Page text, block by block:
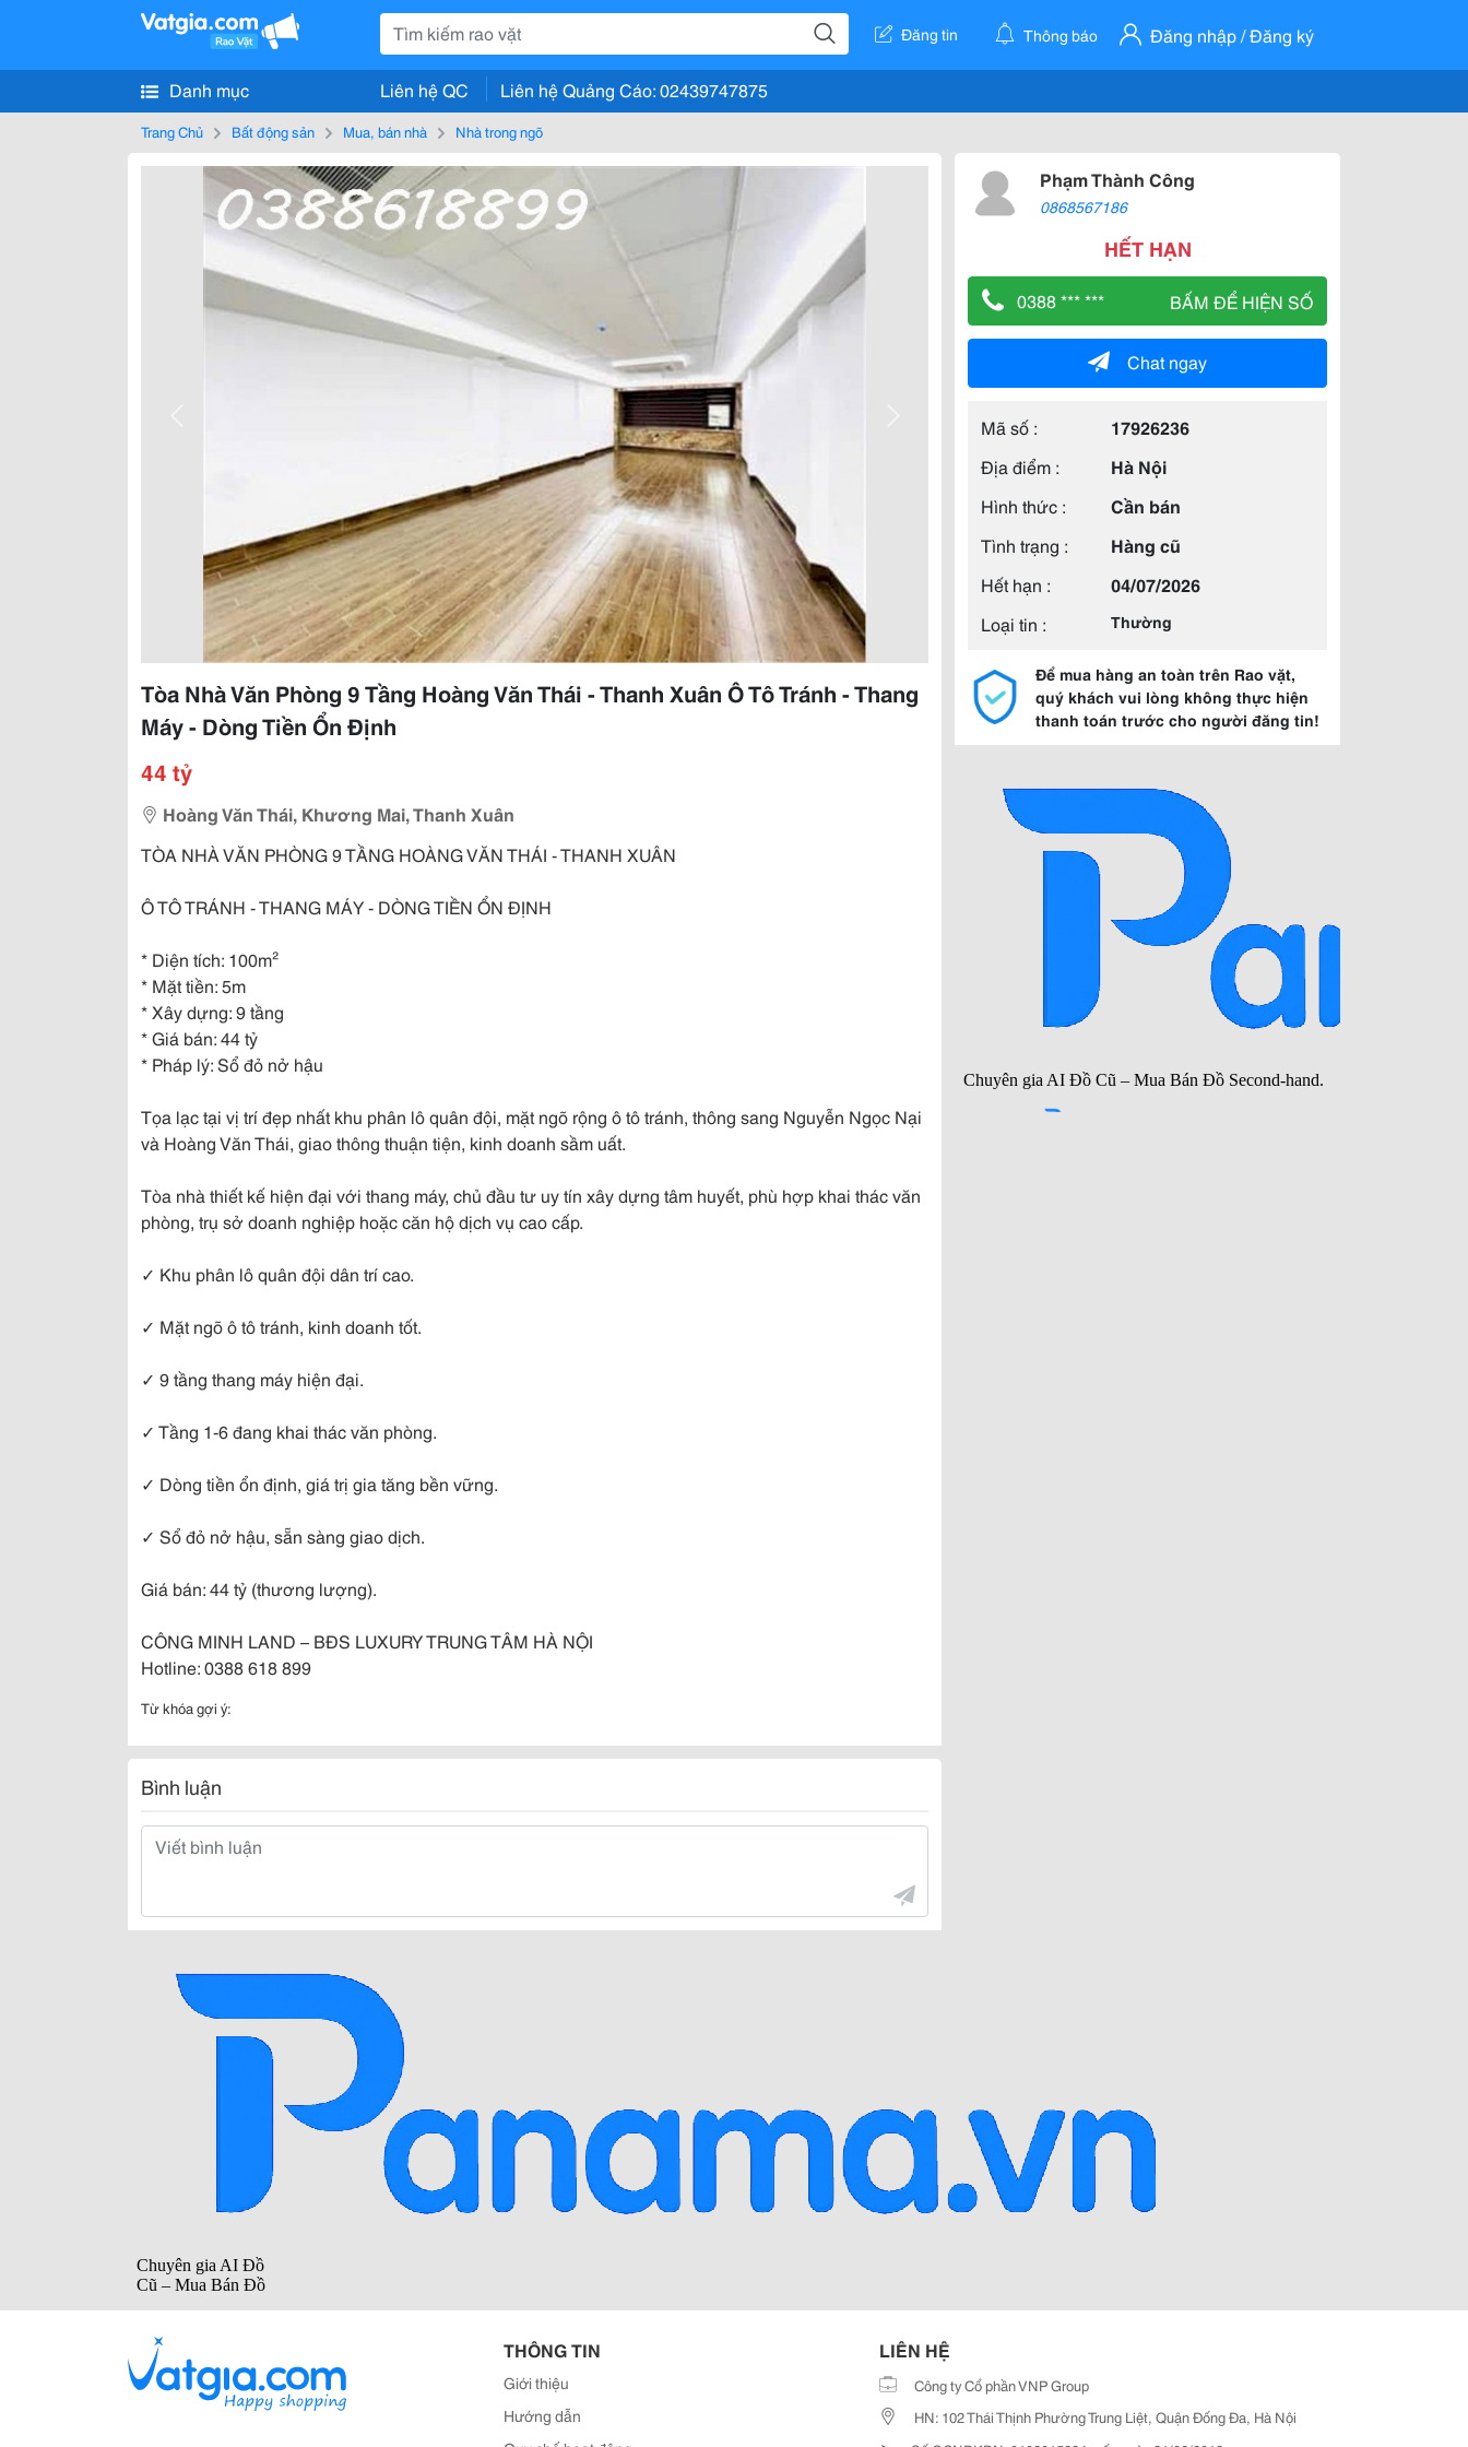
Đăng tin Thông báo Đăng nhập / Đăng ký
Danh mục Liên hệ QC Liên hệ Quảng Cáo: 02439747875
Trang Chủ Bất động sản Mua, bán nhà Nhà trong ngõ
Tòa Nhà Văn Phòng 9 Tầng Hoàng Văn Thái - Thanh Xuân Ô Tô Tránh - Thang
Máy - Dòng Tiền Ổn Định
44 tỷ
Hoàng Văn Thái, Khương Mai, Thanh Xuân
TÒA NHÀ VĂN PHÒNG 9 TẦNG HOÀNG VĂN THÁI - THANH XUÂN
Ô TÔ TRÁNH - THANG MÁY - DÒNG TIỀN ỔN ĐỊNH
* Diện tích: 100m²
* Mặt tiền: 5m
* Xây dựng: 9 tầng
* Giá bán: 44 tỷ
* Pháp lý: Sổ đỏ nở hậu
Tọa lạc tại vị trí đẹp nhất khu phân lô quân đội, mặt ngõ rộng ô tô tránh, thông sang Nguyễn Ngọc Nại
và Hoàng Văn Thái, giao thông thuận tiện, kinh doanh sầm uất.
Tòa nhà thiết kế hiện đại với thang máy, chủ đầu tư uy tín xây dựng tâm huyết, phù hợp khai thác văn
phòng, trụ sở doanh nghiệp hoặc căn hộ dịch vụ cao cấp.
✓ Khu phân lô quân đội dân trí cao.
✓ Mặt ngõ ô tô tránh, kinh doanh tốt.
✓ 9 tầng thang máy hiện đại.
✓ Tầng 1-6 đang khai thác văn phòng.
✓ Dòng tiền ổn định, giá trị gia tăng bền vững.
✓ Sổ đỏ nở hậu, sẵn sàng giao dịch.
Giá bán: 44 tỷ (thương lượng).
CÔNG MINH LAND – BĐS LUXURY TRUNG TÂM HÀ NỘI
Hotline: 0388 618 899
Từ khóa gợi ý:
Bình luận
Phạm Thành Công
0868567186
HẾT HẠN
0388 *** *** BẤM ĐỂ HIỆN SỐ
Chat ngay
Mã số :
17926236
Địa điểm :
Hà Nội
Hình thức :
Cần bán
Tình trạng :
Hàng cũ
Hết hạn :
04/07/2026
Loại tin :
Thường
Để mua hàng an toàn trên Rao vặt,
quý khách vui lòng không thực hiện
thanh toán trước cho người đăng tin!
THÔNG TIN
Giới thiệu
Hướng dẫn
LIÊN HỆ
Công ty Cổ phần VNP Group
HN: 102 Thái Thịnh Phường Trung Liệt, Quận Đống Đa, Hà Nội